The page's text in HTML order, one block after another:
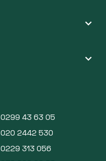
0299 43 63 05
020 2442 530
0229 313 056